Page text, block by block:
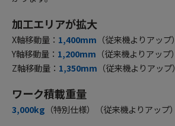
加工エリアが拡大
X軸移動量： 1,400mm （従来機よりアップ）
Y軸移動量： 1,200mm （従来機よりアップ）
Z軸移動量： 1,350mm （従来機よりアップ）
ワーク積載重量
3,000kg （特別仕様）（従来機よりアップ）